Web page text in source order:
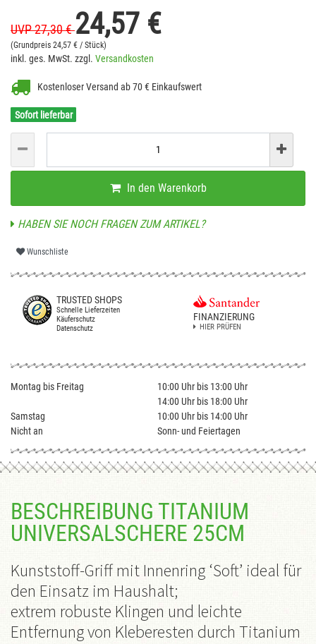
UVP 27,30 €24,57 €
(Grundpreis 24,57 € / Stück)
inkl. ges. MwSt. zzgl. Versandkosten
Kostenloser Versand ab 70 € Einkaufswert
Sofort lieferbar
In den Warenkorb
HABEN SIE NOCH FRAGEN ZUM ARTIKEL?
Wunschliste
TRUSTED SHOPS
Schnelle Lieferzeiten
Käuferschutz
Datenschutz
FINANZIERUNG
HIER PRÜFEN
Montag bis Freitag
10:00 Uhr bis 13:00 Uhr
14:00 Uhr bis 18:00 Uhr
Samstag
10:00 Uhr bis 14:00 Uhr
Nicht an
Sonn- und Feiertagen
BESCHREIBUNG TITANIUM
UNIVERSALSCHERE 25CM
Kunststoff-Griff mit Innenring ‘Soft’ ideal für
den Einsatz im Haushalt;
extrem robuste Klingen und leichte
Entfernung von Kleberesten durch Titanium